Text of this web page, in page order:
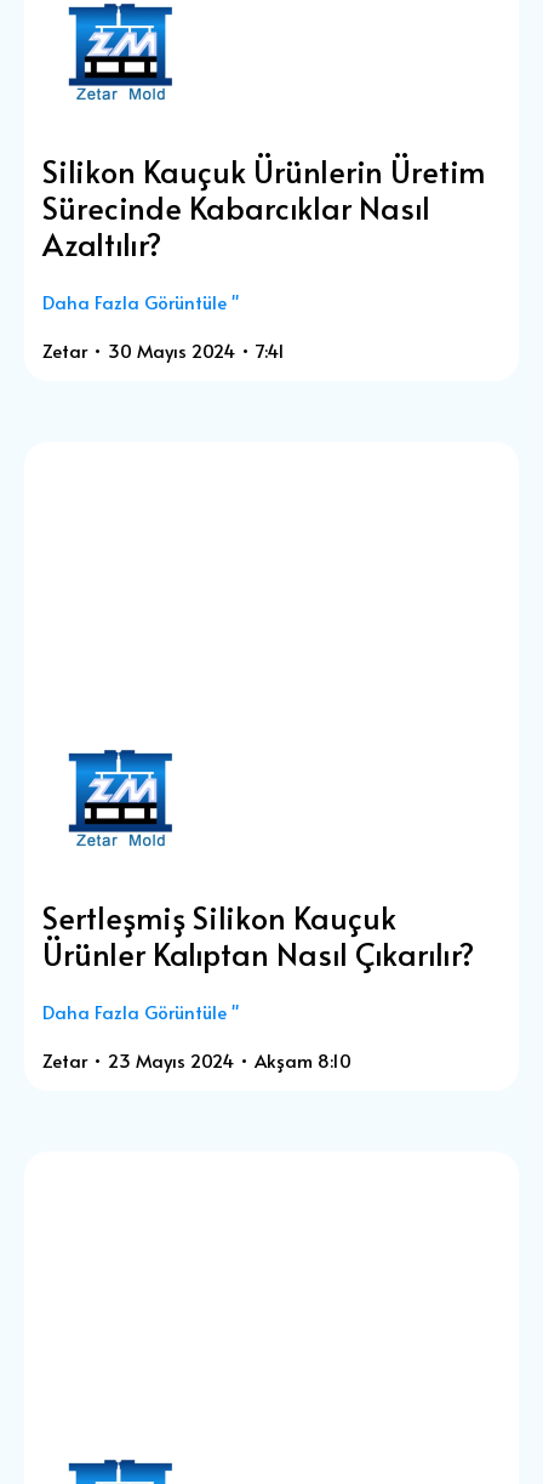
Silikon Kauçuk Ürünlerin Üretim
Sürecinde Kabarcıklar Nasıl
Azaltılır?
Daha Fazla Görüntüle "
Zetar
30 Mayıs 2024 7:41
Sertleşmiş Silikon Kauçuk
Ürünler Kalıptan Nasıl Çıkarılır?
Daha Fazla Görüntüle "
Zetar
23 Mayıs 2024 Akşam 8:10